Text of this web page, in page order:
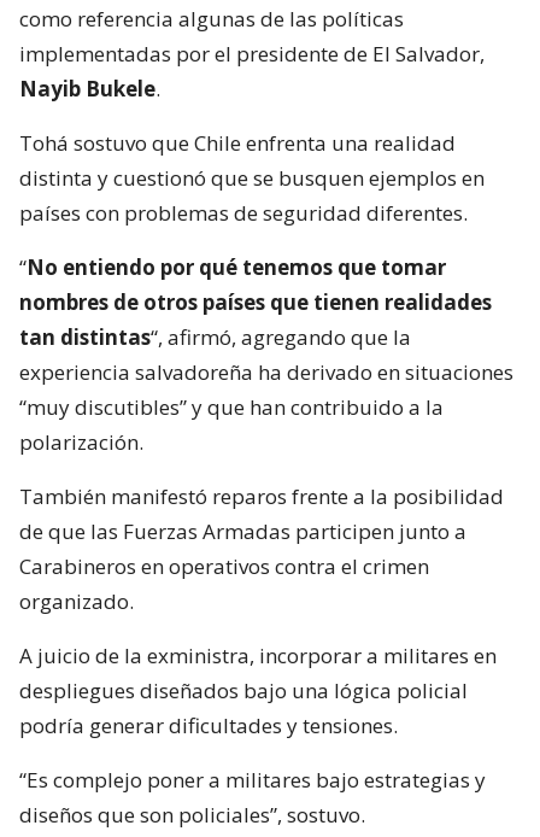
como referencia algunas de las políticas
implementadas por el presidente de El Salvador,
Nayib Bukele.
Tohá sostuvo que Chile enfrenta una realidad
distinta y cuestionó que se busquen ejemplos en
países con problemas de seguridad diferentes.
“No entiendo por qué tenemos que tomar
nombres de otros países que tienen realidades
tan distintas“, afirmó, agregando que la
experiencia salvadoreña ha derivado en situaciones
“muy discutibles” y que han contribuido a la
polarización.
También manifestó reparos frente a la posibilidad
de que las Fuerzas Armadas participen junto a
Carabineros en operativos contra el crimen
organizado.
A juicio de la exministra, incorporar a militares en
despliegues diseñados bajo una lógica policial
podría generar dificultades y tensiones.
“Es complejo poner a militares bajo estrategias y
diseños que son policiales”, sostuvo.